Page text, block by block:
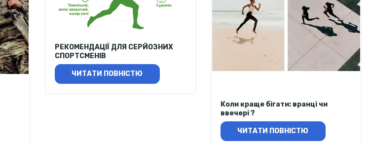
РЕКОМЕНДАЦІЇ ДЛЯ СЕРЙОЗНИХ
СПОРТСМЕНІВ
ЧИТАТИ ПОВНІСТЮ
Коли краще бігати: вранці чи
ввечері ?
ЧИТАТИ ПОВНІСТЮ